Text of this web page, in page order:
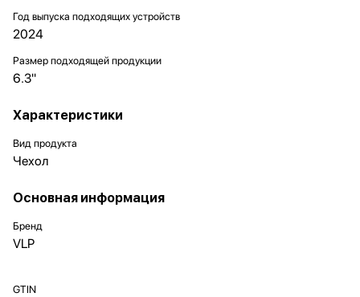
Год выпуска подходящих устройств
2024
Размер подходящей продукции
6.3"
Характеристики
Вид продукта
Чехол
Основная информация
Бренд
VLP
GTIN